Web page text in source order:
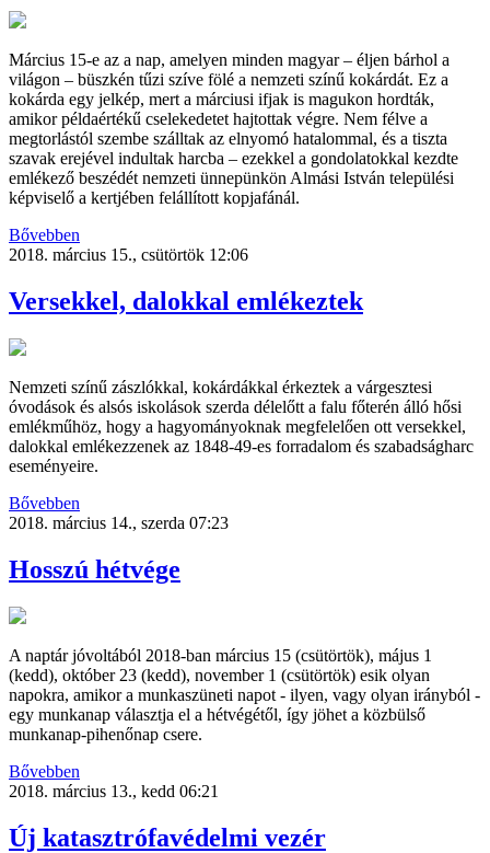
Március 15-e az a nap, amelyen minden magyar – éljen bárhol a
világon – büszkén tűzi szíve fölé a nemzeti színű kokárdát. Ez a
kokárda egy jelkép, mert a márciusi ifjak is magukon hordták,
amikor példaértékű cselekedetet hajtottak végre. Nem félve a
megtorlástól szembe szálltak az elnyomó hatalommal, és a tiszta
szavak erejével indultak harcba – ezekkel a gondolatokkal kezdte
emlékező beszédét nemzeti ünnepünkön Almási István települési
képviselő a kertjében felállított kopjafánál.
Bővebben
2018. március 15., csütörtök 12:06
Versekkel, dalokkal emlékeztek
Nemzeti színű zászlókkal, kokárdákkal érkeztek a várgesztesi
óvodások és alsós iskolások szerda délelőtt a falu főterén álló hősi
emlékműhöz, hogy a hagyományoknak megfelelően ott versekkel,
dalokkal emlékezzenek az 1848-49-es forradalom és szabadságharc
eseményeire.
Bővebben
2018. március 14., szerda 07:23
Hosszú hétvége
A naptár jóvoltából 2018-ban március 15 (csütörtök), május 1
(kedd), október 23 (kedd), november 1 (csütörtök) esik olyan
napokra, amikor a munkaszüneti napot - ilyen, vagy olyan irányból -
egy munkanap választja el a hétvégétől, így jöhet a közbülső
munkanap-pihenőnap csere.
Bővebben
2018. március 13., kedd 06:21
Új katasztrófavédelmi vezér